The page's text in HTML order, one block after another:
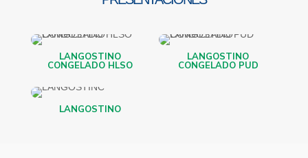
LANGOSTINO
CONGELADO HLSO
LANGOSTINO
CONGELADO PUD
LANGOSTINO